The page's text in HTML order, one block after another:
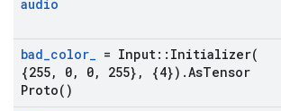
audio
bad_color_ = Input:: Initializer(
{255, 0, 0, 255} , {4}) .AsTensor
Proto( )